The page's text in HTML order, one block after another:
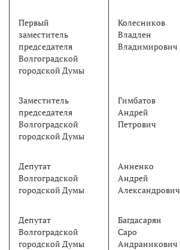
Первый
заместитель
председателя
Волгоградской
городской Думы
Колесников
Владлен
Владимирович
Заместитель
председателя
Волгоградской
городской Думы
Гимбатов
Андрей
Петрович
Депутат
Волгоградской
городской Думы
Анненко
Андрей
Александрович
Депутат
Волгоградской
городской Думы
Багдасарян
Саро
Андраникович